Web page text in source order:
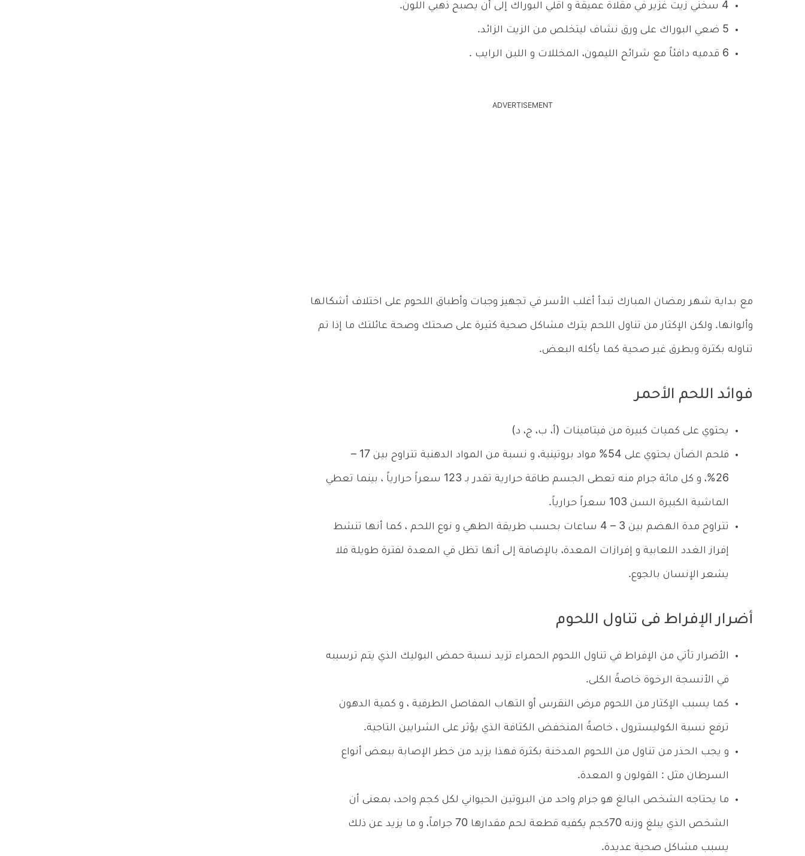
4 سخني زيت غزير في مقلاة عميقة و اقلي البوراك إلى أن يصبح ذهبي اللون.
5 ضعي البوراك على ورق نشاف ليتخلص من الزيت الزائد.
6 قدميه دافئاً مع شرائح الليمون، المخللات و اللبن الرايب .
ADVERTISEMENT
مع بداية شهر رمضان المبارك تبدأ أغلب الأسر في تجهيز وجبات وأطباق اللحوم على اختلاف أشكالها
وألوانها. ولكن الإكثار من تناول اللحم يترك مشاكل صحية كثيرة على صحتك وصحة عائلتك ما إذا تم
تناوله بكثرة وبطرق غير صحية كما يأكله البعض.
فوائد اللحم الأحمر
يحتوي على كميات كبيرة من فيتامينات (أ، ب، ج، د)
فلحم الضأن يحتوي على 54% مواد بروتينية، و نسبة من المواد الدهنية تتراوح بين 17 –
26%، و كل مائة جرام منه تعطى الجسم طاقة حرارية تقدر بـ 123 سعراً حرارياً ، بينما تعطي
الماشية الكبيرة السن 103 سعراً حرارياً.
تتراوح مدة الهضم بين 3 – 4 ساعات بحسب طريقة الطهي و نوع اللحم ، كما أنها تنشط
إفراز الغدد اللعابية و إفرازات المعدة، بالإضافة إلى أنها تظل في المعدة لفترة طويلة فلا
يشعر الإنسان بالجوع.
أضرار الإفراط فى تناول اللحوم
الأضرار تأتي من الإفراط في تناول اللحوم الحمراء تزيد نسبة حمض البوليك الذي يتم ترسيبه
في الأنسجة الرخوة خاصةً الكلى.
كما يسبب الإكثار من اللحوم مرض النقرس أو التهاب المفاصل الطرفية ، و كمية الدهون
ترفع نسبة الكوليسترول ، خاصةً المنخفض الكثافة الذي يؤثر على الشرايين التاجية.
و يجب الحذر من تناول من اللحوم المدخنة بكثرة فهذا يزيد من خطر الإصابة ببعض أنواع
السرطان مثل : القولون و المعدة.
ما يحتاجه الشخص البالغ هو جرام واحد من البروتين الحيواني لكل كجم واحد، بمعنى أن
الشخص الذي يبلغ وزنه 70كجم يكفيه قطعة لحم مقدارها 70 جراماً، و ما يزيد عن ذلك
يسبب مشاكل صحية عديدة.